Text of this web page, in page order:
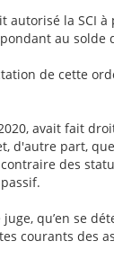
la SCI
au solde
de cette
avait fait
d'autre part,
des
qu’en se
courants des